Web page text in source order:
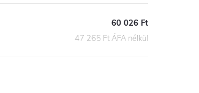
60 026 Ft
47 265 Ft ÁFA nélkül